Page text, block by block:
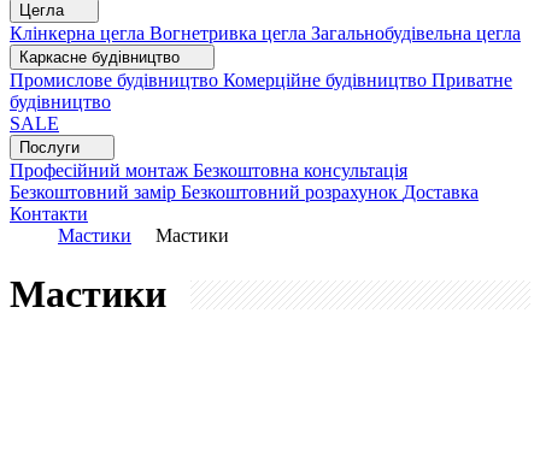
Цегла
Клінкерна цегла Вогнетривка цегла Загальнобудівельна цегла
Каркасне будівництво
Промислове будівництво Комерційне будівництво Приватне
будівництво
SALE
Послуги
Професійний монтаж Безкоштовна консультація
Безкоштовний замір Безкоштовний розрахунок Доставка
Контакти
Мастики
Мастики
Мастики